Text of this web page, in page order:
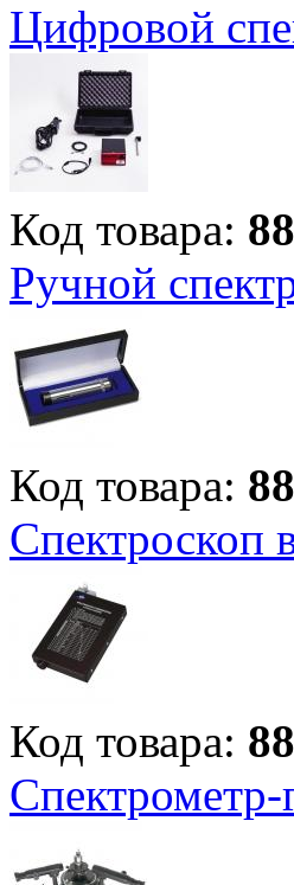
Цифровой
Код товара:
Ручной
Код товара:
Спектроскоп
Код товара: